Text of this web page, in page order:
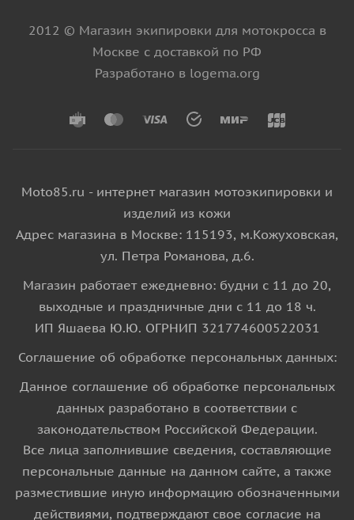
2012 © Магазин экипировки для мотокросса в
Москве с доставкой по РФ
Разработано в logema.org
Moto85.ru - интернет магазин мотоэкипировки и
изделий из кожи
Адрес магазина в Москве: 115193, м.Кожуховская,
ул. Петра Романова, д.6.
Магазин работает ежедневно: будни с 11 до 20,
выходные и праздничные дни с 11 до 18 ч.
ИП Яшаева Ю.Ю. ОГРНИП 321774600522031
Соглашение об обработке персональных данных:
Данное соглашение об обработке персональных
данных разработано в соответствии с
законодательством Российской Федерации.
Все лица заполнившие сведения, составляющие
персональные данные на данном сайте, а также
разместившие иную информацию обозначенными
действиями, подтверждают свое согласие на